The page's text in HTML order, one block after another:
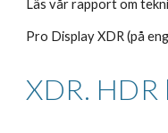
Läs vår rapport om
Pro Display XDR (på
XDR.